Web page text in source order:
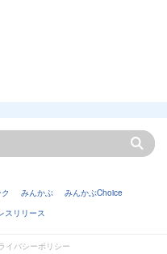
みんかぶ
みんかぶChoice
スリリース
イバシーポリシー